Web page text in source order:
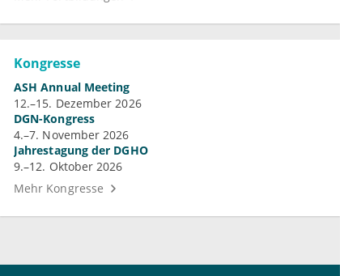
Kongresse
ASH Annual Meeting
12.–15. Dezember 2026
DGN-Kongress
4.–7. November 2026
Jahrestagung der DGHO
9.–12. Oktober 2026
Mehr Kongresse